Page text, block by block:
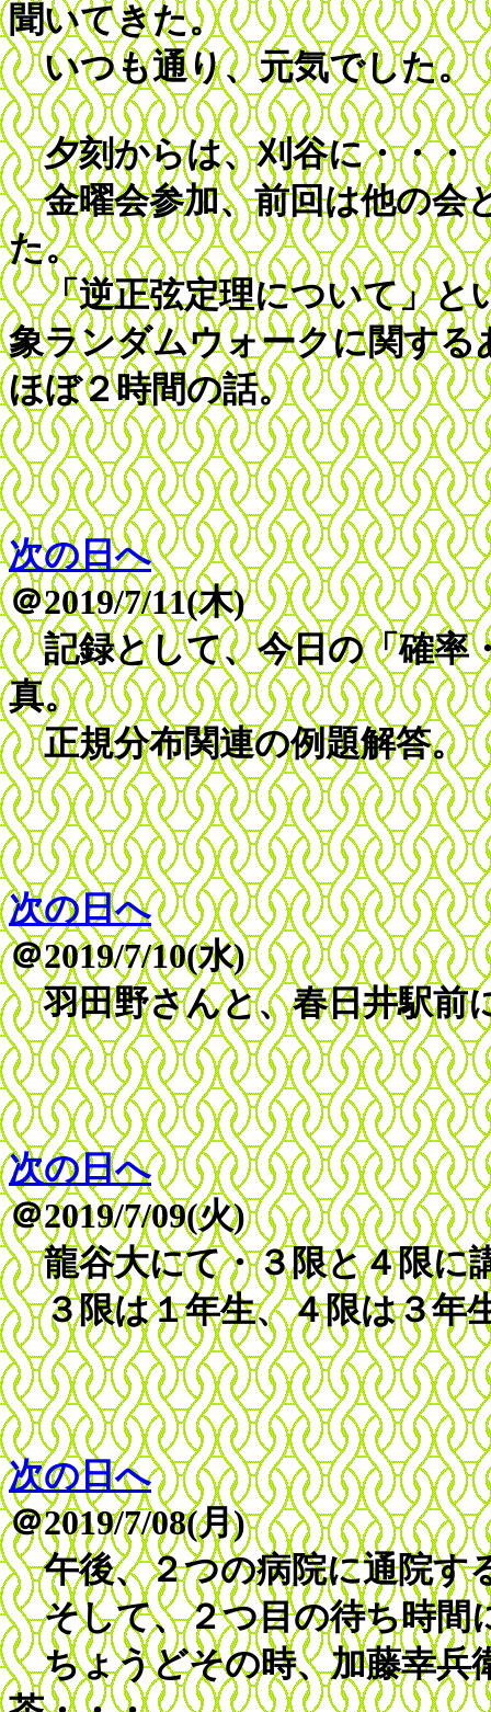
聞いてきた。
いつも通り、元気でした。
夕刻からは、刈谷に・・・
金曜会参加、前回は他の会
た。
「逆正弦定理について」と
象ランダムウォークに関する
ほぼ２時間の話。
次の日へ
＠2019/7/11(木)
記録として、今日の「確率
真。
正規分布関連の例題解答。
次の日へ
＠2019/7/10(水)
羽田野さんと、春日井駅前
次の日へ
＠2019/7/09(火)
龍谷大にて・３限と４限に
３限は１年生、４限は３年
次の日へ
＠2019/7/08(月)
午後、２つの病院に通院す
そして、２つ目の待ち時間
ちょうどその時、加藤幸兵